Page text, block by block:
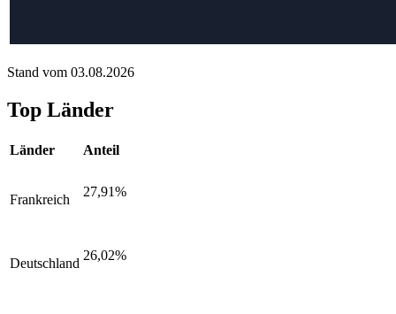
Stand vom 03.08.2026
Top Länder
Länder Anteil
Frankreich
27,91%
Deutschland
26,02%